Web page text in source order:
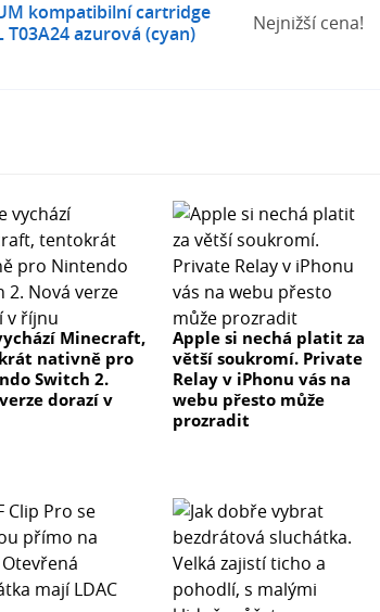
kompatibilní cartridge
T03A24 azurová (cyan)
Nejnižší cena!
Minecraft,
nativně pro
Switch 2.
dorazí v
Apple si nechá platit za
větší soukromí. Private
Relay v iPhonu vás na
webu přesto může
prozradit